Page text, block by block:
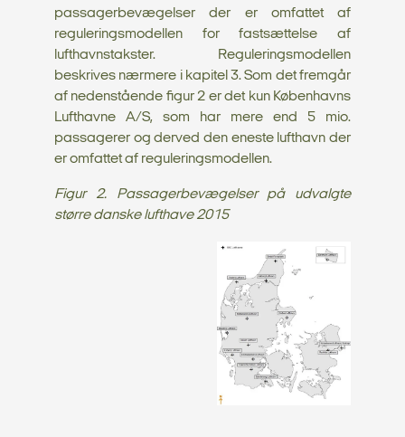
passagerbevægelser der er omfattet af
reguleringsmodellen for fastsættelse af
lufthavnstakster. Reguleringsmodellen
beskrives nærmere i kapitel 3. Som det fremgår
af nedenstående figur 2 er det kun Københavns
Lufthavne A/S, som har mere end 5 mio.
passagerer og derved den eneste lufthavn der
er omfattet af reguleringsmodellen.
Figur 2. Passagerbevægelser på udvalgte
større danske lufthave 2015